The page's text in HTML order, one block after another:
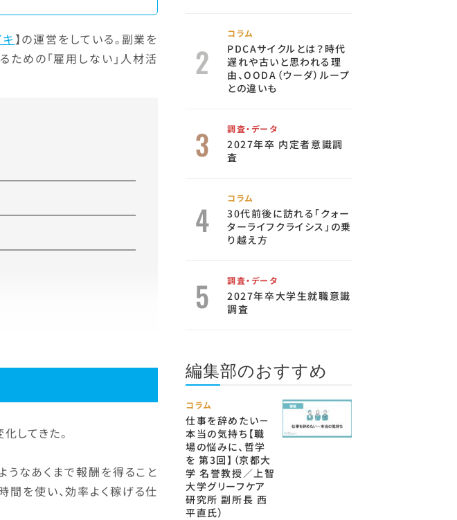
】の運営をしている。副業を
めの「雇用しない」人材活
してきた。
うなあくまで報酬を得ること
間を使い、効率よく稼げる仕
コラム
PDCAサイクルとは？時代
遅れや古いと思われる理
由、OODA（ウーダ）ループ
との違いも
調査・データ
2027年卒 内定者意識調
査
コラム
30代前後に訪れる「クォー
ターライフクライシス」の乗
り越え方
調査・データ
2027年卒大学生就職意識
調査
編集部のおすすめ
コラム
仕事を辞めたい－
本当の気持ち【職
場の悩みに、哲学
を 第3回】（京都大
学 名誉教授／上智
大学グリーフケア
研究所 副所長 西
平直氏）